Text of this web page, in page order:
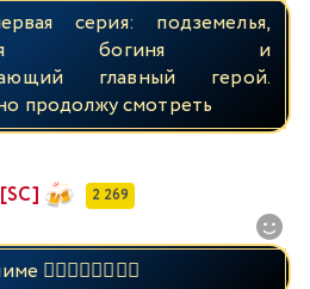
серия: подземелья,
богиня и
главный герой.
продолжу смотреть
[SC] 2 269
👍🏻👍🏻👍🏻👍🏻